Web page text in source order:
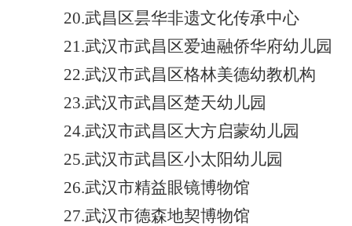
20.武昌区昙华非遗文化传承中心
21.武汉市武昌区爱迪融侨华府幼儿园
22.武汉市武昌区格林美德幼教机构
23.武汉市武昌区楚天幼儿园
24.武汉市武昌区大方启蒙幼儿园
25.武汉市武昌区小太阳幼儿园
26.武汉市精益眼镜博物馆
27.武汉市德森地契博物馆